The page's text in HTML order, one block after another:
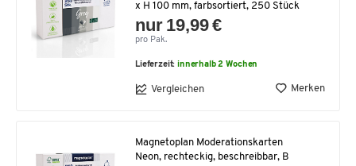
x H 100 mm, farbsortiert, 250 Stück
nur 19,99 €
pro Pak.
Lieferzeit:innerhalb 2 Wochen
Vergleichen Merken
Magnetoplan Moderationskarten
Neon, rechteckig, beschreibbar, B